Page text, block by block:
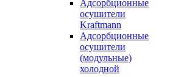
Адсорбционные
осушители
Kraftmann
Адсорбционные
осушители
(модульные)
холодной